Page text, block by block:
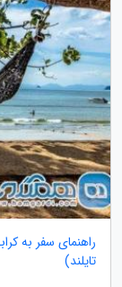
راهنمای سفر به
تایلند)